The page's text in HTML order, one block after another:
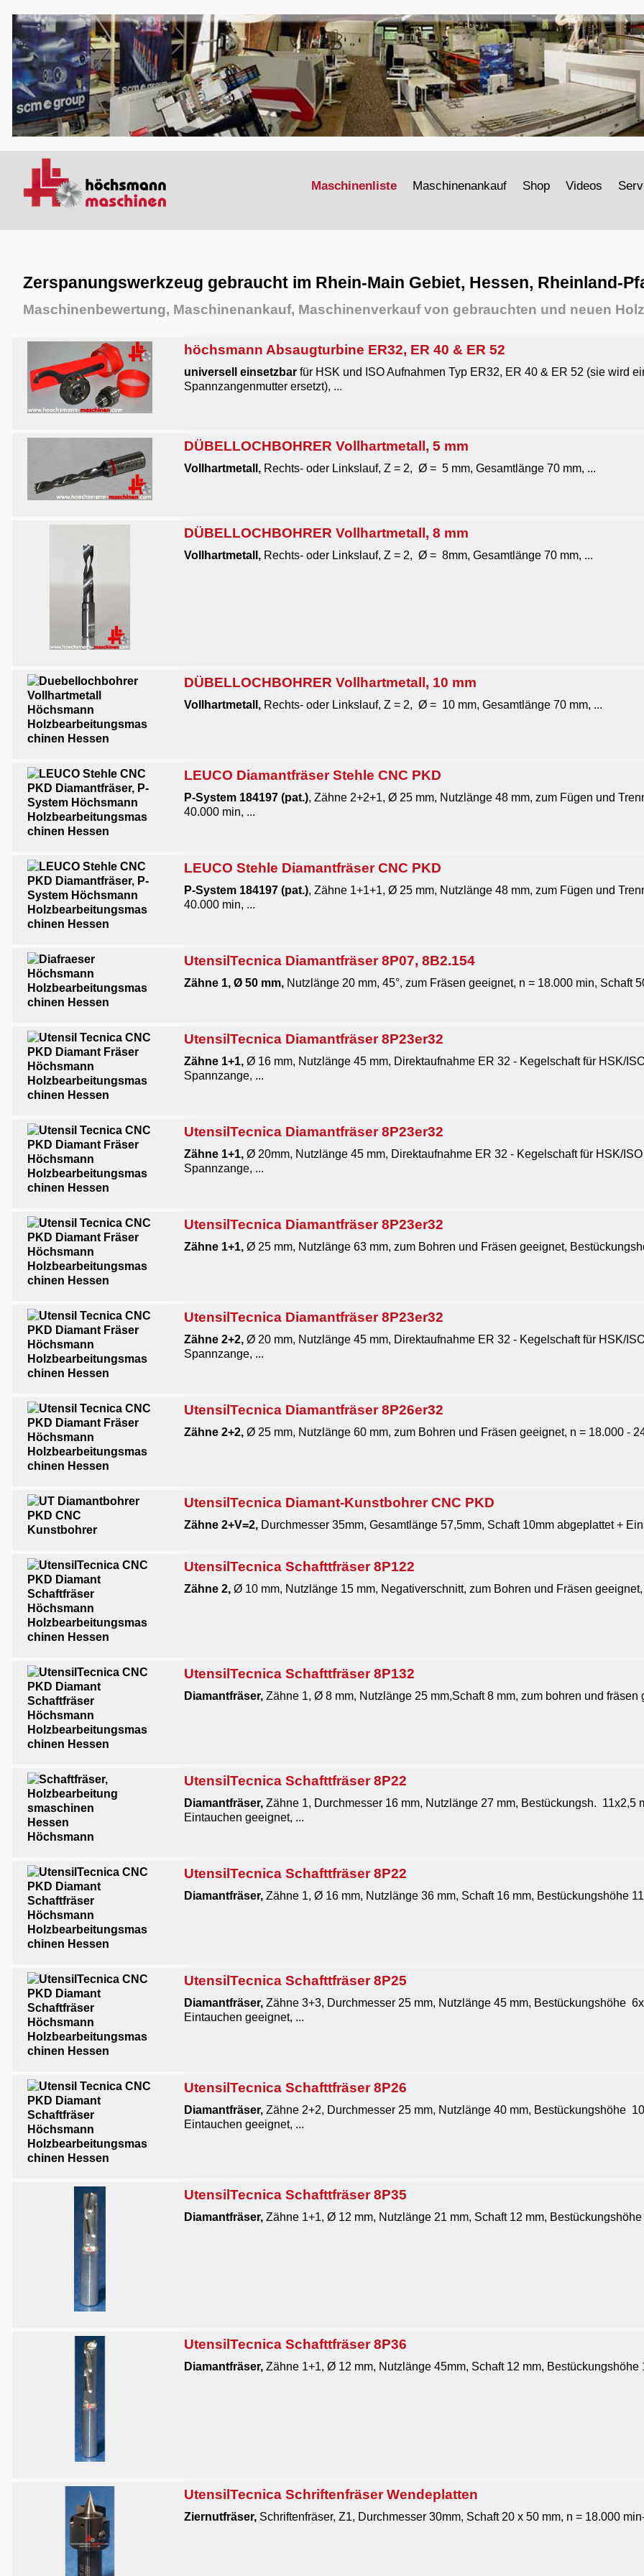
.
Maschinenliste Maschinenankauf Shop Videos
Zerspanungswerkzeug gebraucht im Rhein-Main Gebiet, Hessen, Rheinland-
Maschinenbewertung, Maschinenankauf, Maschinenverkauf von gebrauchten und neuen
höchsmann Absaugturbine ER32, ER 40 & ER 52
universell einsetzbar für HSK und ISO Aufnahmen Typ ER32, ER 40 & ER 52 (sie wird
Spannzangenmutter ersetzt), ...
DÜBELLOCHBOHRER Vollhartmetall, 5 mm
Vollhartmetall, Rechts- oder Linkslauf, Z = 2, Ø = 5 mm, Gesamtlänge 70 mm, ...
DÜBELLOCHBOHRER Vollhartmetall, 8 mm
Vollhartmetall, Rechts- oder Linkslauf, Z = 2, Ø = 8mm, Gesamtlänge 70 mm, ...
DÜBELLOCHBOHRER Vollhartmetall, 10 mm
Vollhartmetall, Rechts- oder Linkslauf, Z = 2, Ø = 10 mm, Gesamtlänge 70 mm, ...
LEUCO Diamantfräser Stehle CNC PKD
P-System 184197 (pat.), Zähne 2+2+1, Ø 25 mm, Nutzlänge 48 mm, zum Fügen und
40.000 min, ...
LEUCO Stehle Diamantfräser CNC PKD
P-System 184197 (pat.), Zähne 1+1+1, Ø 25 mm, Nutzlänge 48 mm, zum Fügen und
40.000 min, ...
UtensilTecnica Diamantfräser 8P07, 8B2.154
Zähne 1, Ø 50 mm, Nutzlänge 20 mm, 45°, zum Fräsen geeignet, n = 18.000 min, Schaft
UtensilTecnica Diamantfräser 8P23er32
Zähne 1+1, Ø 16 mm, Nutzlänge 45 mm, Direktaufnahme ER 32 - Kegelschaft für HSK/
Spannzange, ...
UtensilTecnica Diamantfräser 8P23er32
Zähne 1+1, Ø 20mm, Nutzlänge 45 mm, Direktaufnahme ER 32 - Kegelschaft für HSK/
Spannzange, ...
UtensilTecnica Diamantfräser 8P23er32
Zähne 1+1,Ø 25 mm, Nutzlänge 63 mm, zum Bohren und Fräsen geeignet,
UtensilTecnica Diamantfräser 8P23er32
Zähne 2+2, Ø 20 mm, Nutzlänge 45 mm, Direktaufnahme ER 32 - Kegelschaft für HSK/
Spannzange, ...
UtensilTecnica Diamantfräser 8P26er32
Zähne 2+2,Ø 25 mm, Nutzlänge 60 mm, zum Bohren und Fräsen geeignet, n = 18.000 -
UtensilTecnica Diamant-Kunstbohrer CNC PKD
Zähne 2+V=2, Durchmesser 35mm, Gesamtlänge 57,5mm, Schaft 10mm abgeplattet +
UtensilTecnica Schafttfräser 8P122
Zähne 2,Ø 10 mm, Nutzlänge 15 mm, Negativerschnitt, zum Bohren und Fräsen geeignet,
UtensilTecnica Schafttfräser 8P132
Diamantfräser,Zähne 1, Ø 8 mm, Nutzlänge 25 mm,Schaft 8 mm, zum bohren und fräsen
UtensilTecnica Schafttfräser 8P22
Diamantfräser,Zähne 1, Durchmesser 16 mm, Nutzlänge 27 mm, Bestückungsh. 11x2,5
Eintauchen geeignet, ...
UtensilTecnica Schafttfräser 8P22
Diamantfräser,Zähne 1, Ø 16 mm, Nutzlänge 36 mm, Schaft 16 mm, Bestückungshöhe
UtensilTecnica Schafttfräser 8P25
Diamantfräser,Zähne 3+3, Durchmesser 25 mm, Nutzlänge 45 mm, Bestückungshöhe
Eintauchen geeignet, ...
UtensilTecnica Schafttfräser 8P26
Diamantfräser, Zähne 2+2, Durchmesser 25 mm, Nutzlänge 40 mm, Bestückungshöhe
Eintauchen geeignet, ...
UtensilTecnica Schafttfräser 8P35
Diamantfräser, Zähne 1+1, Ø 12 mm, Nutzlänge 21 mm, Schaft 12 mm, Bestückungshöhe
UtensilTecnica Schafttfräser 8P36
Diamantfräser,Zähne 1+1, Ø 12 mm, Nutzlänge 45mm, Schaft 12 mm, Bestückungshöhe
UtensilTecnica Schriftenfräser Wendeplatten
Ziernutfräser, Schriftenfräser, Z1, Durchmesser 30mm, Schaft 20 x 50 mm, n = 18.000